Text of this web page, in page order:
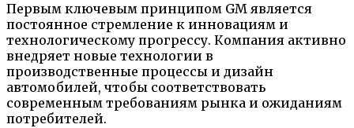
Первым ключевым принципом GM является
постоянное стремление к инновациям и
технологическому прогрессу. Компания активно
внедряет новые технологии в
производственные процессы и дизайн
автомобилей, чтобы соответствовать
современным требованиям рынка и ожиданиям
потребителей.